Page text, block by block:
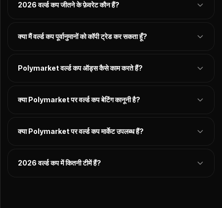
2026 वर्ल्ड कप जीतने के फ़ेवरेट कौन हैं?
क्या मैं वर्ल्ड कप पूर्वानुमानों को कॉपी ट्रेड कर सकता हूँ?
Polymarket वर्ल्ड कप ऑड्स कैसे काम करते हैं?
क्या Polymarket पर वर्ल्ड कप बेटिंग कानूनी है?
क्या Polymarket पर वर्ल्ड कप मार्केट उपलब्ध हैं?
2026 वर्ल्ड कप में कितनी टीमें हैं?